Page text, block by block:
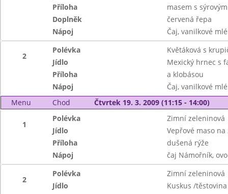
Příloha
masem s
Doplněk
červená řepa
Nápoj
Čaj, vanilkové
2
Polévka
Květáková s
Jídlo
Mexický hrnec s
Příloha
a klobásou
Nápoj
Čaj, vanilkové
Menu
Chod Čtvrtek 19. 3. 2009 (11:15 - 14:00)
1
Polévka
Zimní zeleninová
Jídlo
Vepřové maso
Příloha
dušená rýže
Nápoj
čaj Námořník,
2
Polévka
Zimní zeleninová
Jídlo
Kuskus /